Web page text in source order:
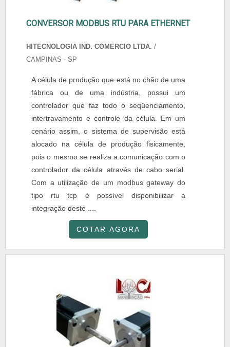
CONVERSOR MODBUS RTU PARA ETHERNET
HITECNOLOGIA IND. COMERCIO LTDA. /
CAMPINAS - SP
A célula de produção que está no chão de uma
fábrica ou de uma indústria, possui um
controlador que faz todo o seqüenciamento,
intertravamento e controle da célula. Em um
cenário assim, o sistema de supervisão está
alocado na célula de produção fisicamente,
pois o mesmo se realiza a comunicação com o
controlador da célula através de cabo serial.
Com a utilização de um modbus gateway do
tipo rtu tcp é possível disponibilizar a
integração deste ....
COTAR AGORA